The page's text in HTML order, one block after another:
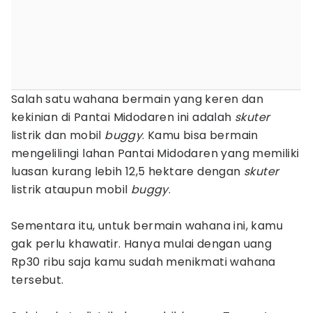
Salah satu wahana bermain yang keren dan
kekinian di Pantai Midodaren ini adalah skuter
listrik dan mobil buggy. Kamu bisa bermain
mengelilingi lahan Pantai Midodaren yang memiliki
luasan kurang lebih 12,5 hektare dengan skuter
listrik ataupun mobil buggy.
Sementara itu, untuk bermain wahana ini, kamu
gak perlu khawatir. Hanya mulai dengan uang
Rp30 ribu saja kamu sudah menikmati wahana
tersebut.